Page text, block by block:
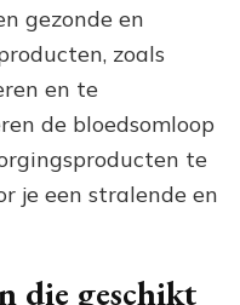
gezonde en
zoals
en te
de bloedsomloop
te
je een stralende en
die geschikt